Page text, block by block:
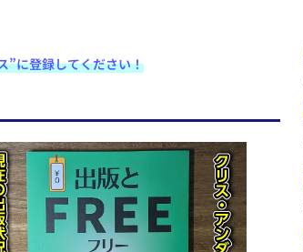
”に登録してください！